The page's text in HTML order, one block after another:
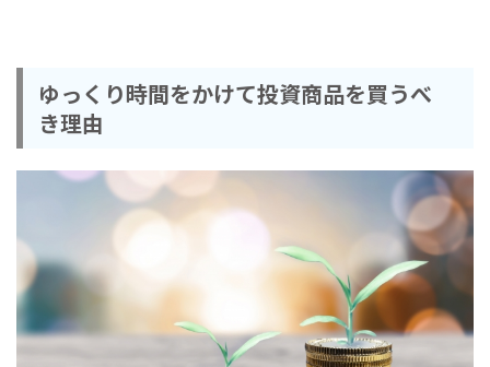
ゆっくり時間をかけて投資商品を買うべ
き理由